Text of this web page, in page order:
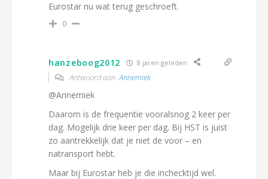
Eurostar nu wat terug geschroeft.
0
hanzeboog2012 8 jaren geleden
Antwoord aanAnnemiek
@Annemiek
Daarom is de frequentie vooralsnog 2 keer per
dag. Mogelijk drie keer per dag. Bij HST is juist
zo aantrekkelijk dat je niet de voor – en
natransport hebt.
Maar bij Eurostar heb je die inchecktijd wel.